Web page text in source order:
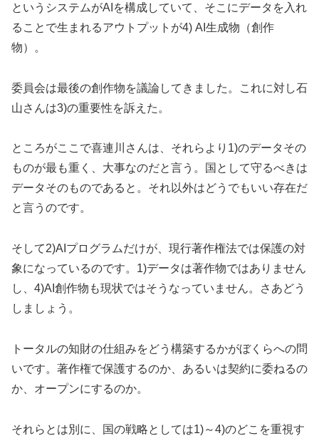
というシステムがAIを構成していて、そこにデータを入れ
ることで生まれるアウトプットが4) AI生成物（創作
物）。
委員会は最後の創作物を議論してきました。これに対し石
山さんは3)の重要性を訴えた。
ところがここで喜連川さんは、それらより1)のデータその
ものが最も重く、大事なのだと言う。国として守るべきは
データそのものであると。それ以外はどうでもいい存在だ
と言うのです。
そして2)AIプログラムだけが、現行著作権法では保護の対
象になっているのです。1)データは著作物ではありません
し、4)AI創作物も現状ではそうなっていません。さあどう
しましょう。
トータルの知財の仕組みをどう構築するかがぼくらへの問
いです。著作権で保護するのか、あるいは契約に委ねるの
か、オープンにするのか。
それらとは別に、国の戦略としては1)～4)のどこを重視す